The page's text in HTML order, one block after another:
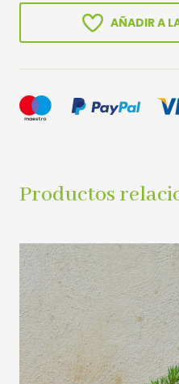
AÑADIR A
Productos